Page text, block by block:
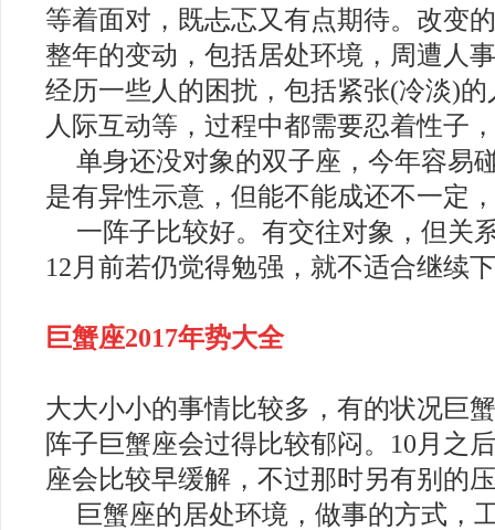
等着面对，既忐忑又有点期待。改变
整年的变动，包括居处环境，周遭人
经历一些人的困扰，包括紧张(冷淡)
人际互动等，过程中都需要忍着性子
单身还没对象的双子座，今年容易
是有异性示意，但能不能成还不一定
一阵子比较好。有交往对象，但关
12月前若仍觉得勉强，就不适合继续
巨蟹座2017年势大全
大大小小的事情比较多，有的状况巨
阵子巨蟹座会过得比较郁闷。10月之
座会比较早缓解，不过那时另有别的
巨蟹座的居处环境，做事的方式，